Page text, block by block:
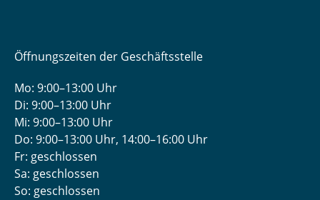
Öffnungszeiten der Geschäftsstelle
Mo: 9:00–13:00 Uhr
Di: 9:00–13:00 Uhr
Mi: 9:00–13:00 Uhr
Do: 9:00­–13:00 Uhr, 14:00­–16:00 Uhr
Fr: geschlossen
Sa: geschlossen
So: geschlossen